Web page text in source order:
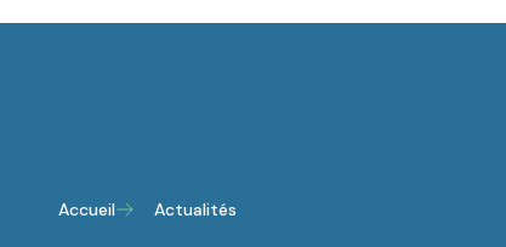
Accueil Actualités